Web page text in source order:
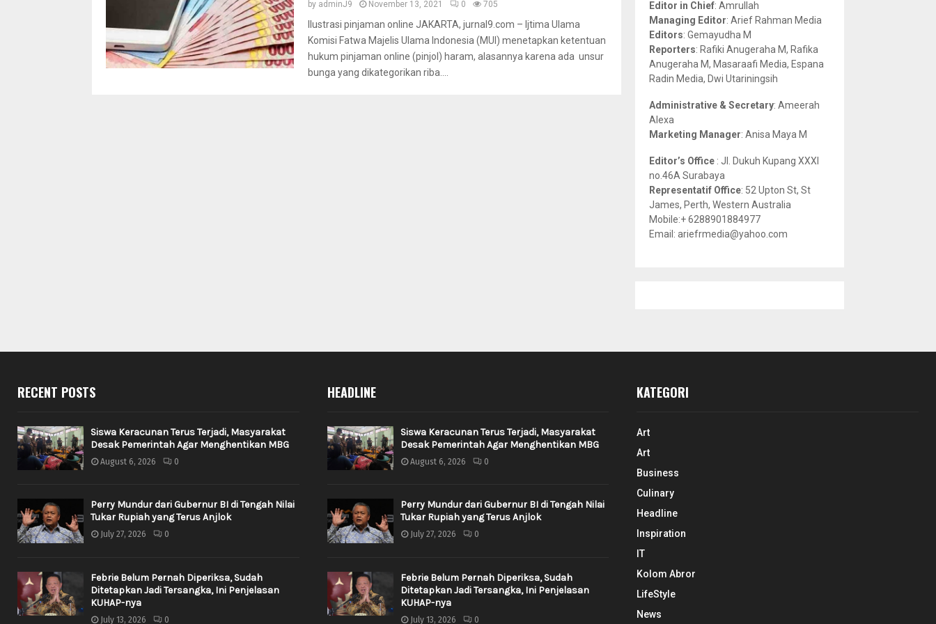
by adminJ9 November 13, 2021 0 705
Ilustrasi pinjaman online JAKARTA, jurnal9.com – Ijtima Ulama
Komisi Fatwa Majelis Ulama Indonesia (MUI) menetapkan ketentuan
hukum pinjaman online (pinjol) haram, alasannya karena ada unsur
bunga yang dikategorikan riba....
r
:
R
H
Editor in Chief: Amrullah
Managing Editor: Arief Rahman Media
Editors: Gemayudha M
Reporters: Rafiki Anugeraha M, Rafika
Anugeraha M, Masaraafi Media, Espana
Radin Media, Dwi Utariningsih
Administrative & Secretary: Ameerah
Alexa
Marketing Manager: Anisa Maya M
Editor’s Office : Jl. Dukuh Kupang XXXI
no.46A Surabaya
Representatif Office: 52 Upton St, St
James, Perth, Western Australia
Mobile:+ 6288901884977
Email: ariefrmedia@yahoo.com
RECENT POSTS
Siswa Keracunan Terus Terjadi, Masyarakat
Desak Pemerintah Agar Menghentikan MBG
August 6, 2026 0
Perry Mundur dari Gubernur BI di Tengah Nilai
Tukar Rupiah yang Terus Anjlok
July 27, 2026 0
Febrie Belum Pernah Diperiksa, Sudah
Ditetapkan Jadi Tersangka, Ini Penjelasan
KUHAP-nya
July 13, 2026 0
HEADLINE
Siswa Keracunan Terus Terjadi, Masyarakat
Desak Pemerintah Agar Menghentikan MBG
August 6, 2026 0
Perry Mundur dari Gubernur BI di Tengah Nilai
Tukar Rupiah yang Terus Anjlok
July 27, 2026 0
Febrie Belum Pernah Diperiksa, Sudah
Ditetapkan Jadi Tersangka, Ini Penjelasan
KUHAP-nya
July 13, 2026 0
KATEGORI
Art
Art
Business
Culinary
Headline
Inspiration
IT
Kolom Abror
LifeStyle
News